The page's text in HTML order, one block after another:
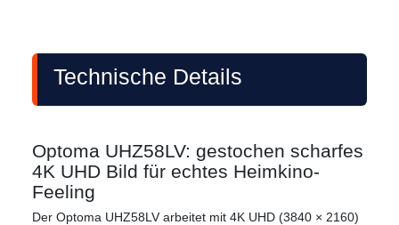
Technische Details
Optoma UHZ58LV: gestochen scharfes
4K UHD Bild für echtes Heimkino-
Feeling
Der Optoma UHZ58LV arbeitet mit 4K UHD (3840 × 2160)